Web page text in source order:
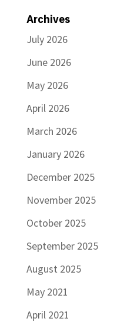
Archives
July 2026
June 2026
May 2026
April 2026
March 2026
January 2026
December 2025
November 2025
October 2025
September 2025
August 2025
May 2021
April 2021